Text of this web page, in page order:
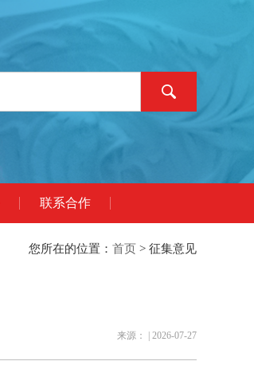
联系合作
您所在的位置： 首页 > 征集意见
来源： | 2026-07-27